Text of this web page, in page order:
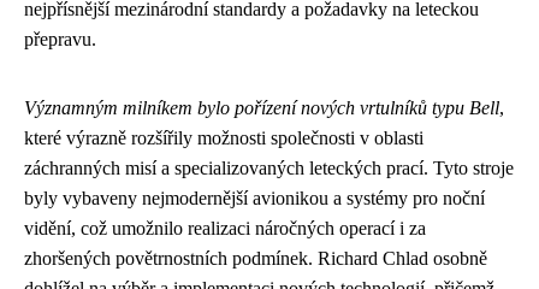
nejpřísnější mezinárodní standardy a požadavky na leteckou
přepravu.
Významným milníkem bylo pořízení nových vrtulníků typu Bell,
které výrazně rozšířily možnosti společnosti v oblasti
záchranných misí a specializovaných leteckých prací. Tyto stroje
byly vybaveny nejmodernější avionikou a systémy pro noční
vidění, což umožnilo realizaci náročných operací i za
zhoršených povětrnostních podmínek. Richard Chlad osobně